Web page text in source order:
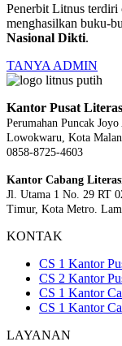
Penerbit Litnus terdiri
menghasilkan buku-
Nasional Dikti.
TANYA ADMIN
Kantor Pusat
Perumahan Puncak
Lowokwaru, Kota
0858-8725-4603
Kantor Cabang
Jl. Utama 1 No. 29 RT
Timur, Kota Metro.
KONTAK
CS 1 Kantor
CS 2 Kantor
CS 1 Kantor
CS 1 Kantor
LAYANAN